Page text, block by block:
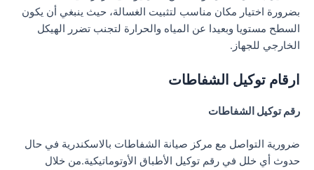
بضرورة اختيار مكان مناسب لتثبيت الغسالة، حيث ينبغي أن يكون
السطح مستويا وبعيدا عن المياه والحرارة لتجنب تضرر الهيكل
الخارجي للجهاز.
ارقام توكيل الشفاطات
رقم توكيل الشفاطات
ضرورية التواصل مع مركز صيانة الشفاطات بالاسكندرية في حال
حدوث أي خلل في رقم توكيل الأطباق الأوتوماتيكية.من خلال